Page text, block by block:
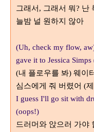
그래서, 그래서 뭐? 난
늘밤 널 원하지 않아
(Uh, check my flow,
gave it to Jessica
(내 플로우를 봐) 웨이
심스에게 줘 버렸어 (
I guess I'll go sit with
(oops!)
드러머와 앉으러 가야